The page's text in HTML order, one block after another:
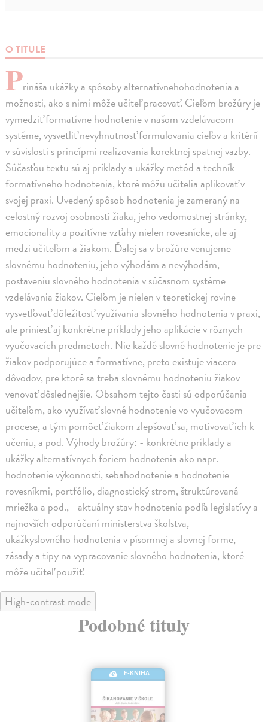
O TITULE
Prináša ukážky a spôsoby alternatívnehohodnotenia a
možnosti, ako s nimi môže učiteľ pracovať. Cieľom brožúry je
vymedziť formatívne hodnotenie v našom vzdelávacom
systéme, vysvetliť nevyhnutnosť formulovania cieľov a kritérií
v súvislosti s princípmi realizovania korektnej spätnej väzby.
Súčasťou textu sú aj príklady a ukážky metód a techník
formatívneho hodnotenia, ktoré môžu učitelia aplikovať v
svojej praxi. Uvedený spôsob hodnotenia je zameraný na
celostný rozvoj osobnosti žiaka, jeho vedomostnej stránky,
emocionality a pozitívne vzťahy nielen rovesnícke, ale aj
medzi učiteľom a žiakom. Ďalej sa v brožúre venujeme
slovnému hodnoteniu, jeho výhodám a nevýhodám,
postaveniu slovného hodnotenia v súčasnom systéme
vzdelávania žiakov. Cieľom je nielen v teoretickej rovine
vysvetľovať dôležitosť využívania slovného hodnotenia v praxi,
ale priniesť aj konkrétne príklady jeho aplikácie v rôznych
vyučovacích predmetoch. Nie každé slovné hodnotenie je pre
žiakov podporujúce a formatívne, preto existuje viacero
dôvodov, pre ktoré sa treba slovnému hodnoteniu žiakov
venovať dôslednejšie. Obsahom tejto časti sú odporúčania
učiteľom, ako využívať slovné hodnotenie vo vyučovacom
procese, a tým pomôcť žiakom zlepšovať sa, motivovať ich k
učeniu, a pod. Výhody brožúry: - konkrétne príklady a
ukážky alternatívnych foriem hodnotenia ako napr.
hodnotenie výkonnosti, sebahodnotenie a hodnotenie
rovesníkmi, portfólio, diagnostický strom, štruktúrovaná
mriežka a pod., - aktuálny stav hodnotenia podľa legislatívy a
najnovších odporúčaní ministerstva školstva, -
ukážkyslovného hodnotenia v písomnej a slovnej forme,
zásady a tipy na vypracovanie slovného hodnotenia, ktoré
môže učiteľ použiť.
High-contrast mode
Podobné tituly
E-KNIHA